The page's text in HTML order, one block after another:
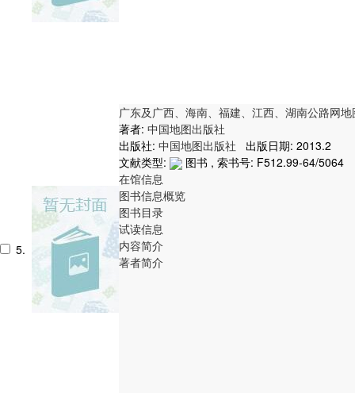
5.
广东及广西、海南、福建、江西、湖南公路网
著者: 中国地图出版社
出版社: 中国地图出版社
出版日期: 2013.2
文献类型:
图书 , 索书号: F512.99-64/5064
在馆信息
图书信息概览
图书目录
试读信息
内容简介
著者简介